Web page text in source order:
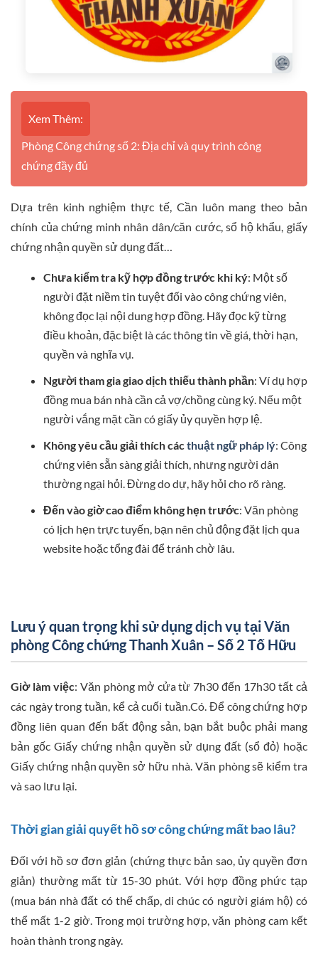
Xem Thêm:
Phòng Công chứng số 2: Địa chỉ và quy trình công
chứng đầy đủ
Dựa trên kinh nghiệm thực tế, Cần luôn mang theo bản
chính của chứng minh nhân dân/căn cước, sổ hộ khẩu, giấy
chứng nhận quyền sử dụng đất…
Chưa kiểm tra kỹ hợp đồng trước khi ký: Một số
người đặt niềm tin tuyệt đối vào công chứng viên,
không đọc lại nội dung hợp đồng. Hãy đọc kỹ từng
điều khoản, đặc biệt là các thông tin về giá, thời hạn,
quyền và nghĩa vụ.
Người tham gia giao dịch thiếu thành phần: Ví dụ hợp
đồng mua bán nhà cần cả vợ/chồng cùng ký. Nếu một
người vắng mặt cần có giấy ủy quyền hợp lệ.
Không yêu cầu giải thích các thuật ngữ pháp lý: Công
chứng viên sẵn sàng giải thích, nhưng người dân
thường ngại hỏi. Đừng do dự, hãy hỏi cho rõ ràng.
Đến vào giờ cao điểm không hẹn trước: Văn phòng
có lịch hẹn trực tuyến, bạn nên chủ động đặt lịch qua
website hoặc tổng đài để tránh chờ lâu.
Lưu ý quan trọng khi sử dụng dịch vụ tại Văn
phòng Công chứng Thanh Xuân – Số 2 Tố Hữu
Giờ làm việc: Văn phòng mở cửa từ 7h30 đến 17h30 tất cả
các ngày trong tuần, kể cả cuối tuần.Có. Để công chứng hợp
đồng liên quan đến bất động sản, bạn bắt buộc phải mang
bản gốc Giấy chứng nhận quyền sử dụng đất (sổ đỏ) hoặc
Giấy chứng nhận quyền sở hữu nhà. Văn phòng sẽ kiểm tra
và sao lưu lại.
Thời gian giải quyết hồ sơ công chứng mất bao lâu?
Đối với hồ sơ đơn giản (chứng thực bản sao, ủy quyền đơn
giản) thường mất từ 15-30 phút. Với hợp đồng phức tạp
(mua bán nhà đất có thế chấp, di chúc có người giám hộ) có
thể mất 1-2 giờ. Trong mọi trường hợp, văn phòng cam kết
hoàn thành trong ngày.